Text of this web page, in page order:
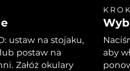
ustaw na stojaku,
postaw na
Załóż okulary
aby